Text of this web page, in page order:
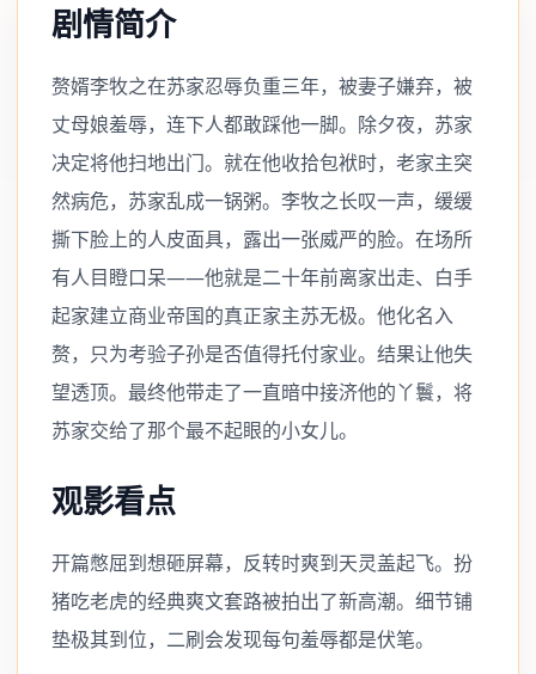
剧情简介
赘婿李牧之在苏家忍辱负重三年，被妻子嫌弃，被
丈母娘羞辱，连下人都敢踩他一脚。除夕夜，苏家
决定将他扫地出门。就在他收拾包袱时，老家主突
然病危，苏家乱成一锅粥。李牧之长叹一声，缓缓
撕下脸上的人皮面具，露出一张威严的脸。在场所
有人目瞪口呆——他就是二十年前离家出走、白手
起家建立商业帝国的真正家主苏无极。他化名入
赘，只为考验子孙是否值得托付家业。结果让他失
望透顶。最终他带走了一直暗中接济他的丫鬟，将
苏家交给了那个最不起眼的小女儿。
观影看点
开篇憋屈到想砸屏幕，反转时爽到天灵盖起飞。扮
猪吃老虎的经典爽文套路被拍出了新高潮。细节铺
垫极其到位，二刷会发现每句羞辱都是伏笔。